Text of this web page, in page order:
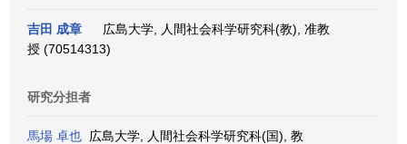
吉田 成章
広島大学, 人間社会科学研究科(教), 准教
授 (70514313)
研究分担者
馬場 卓也 広島大学, 人間社会科学研究科(国), 教